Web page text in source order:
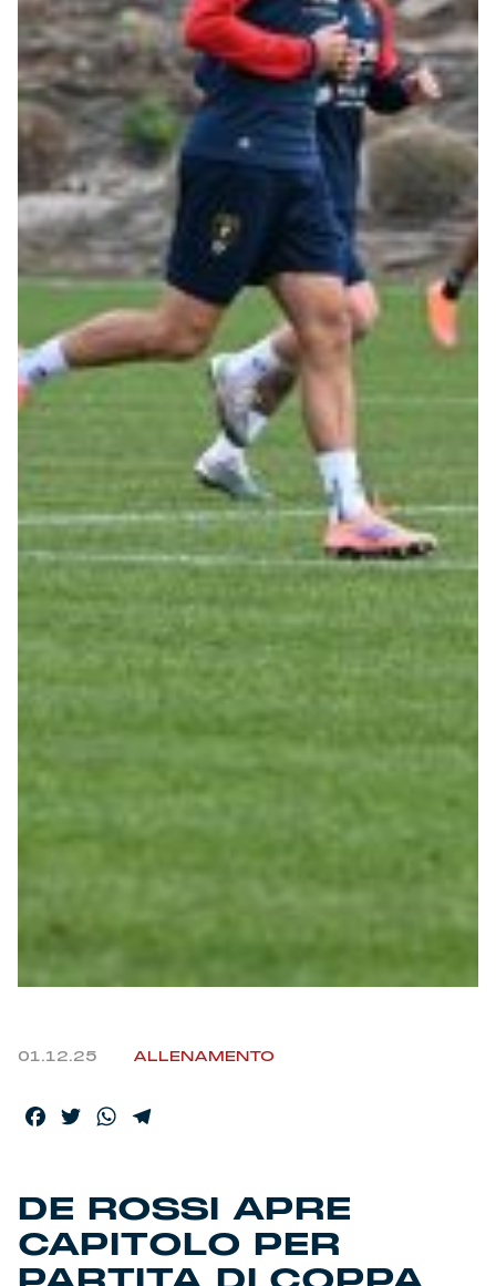
Robe di Kappa x Genoa
Vintage Collection
Red&Blue Voices
Kids
Accessori
Party
Caffè Boasi x Genoa
Helan x Genoa
Isolani x Genoa
Gift Card Online Store
Fortissimo batte il mio cuor
01.12.25 ALLENAMENTO
Facebook
TwitterWhatsApp
DE ROSSI APRE
CAPITOLO PER